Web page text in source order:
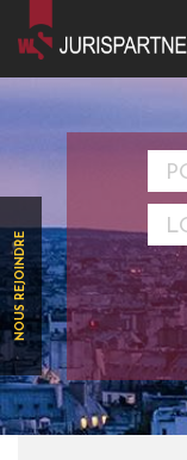
NOUS REJOINDRE